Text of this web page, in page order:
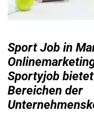
Sport Job in
Sportyjob
Bereichen der